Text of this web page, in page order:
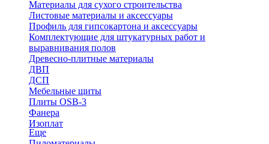
Материалы для сухого строительства
Листовые материалы и аксессуары
Профиль для гипсокартона и аксессуары
Комплектующие для штукатурных работ и
выравнивания полов
Древесно-плитные материалы
ДВП
ДСП
Мебельные щиты
Плиты OSB-3
Фанера
Изоплат
Еще